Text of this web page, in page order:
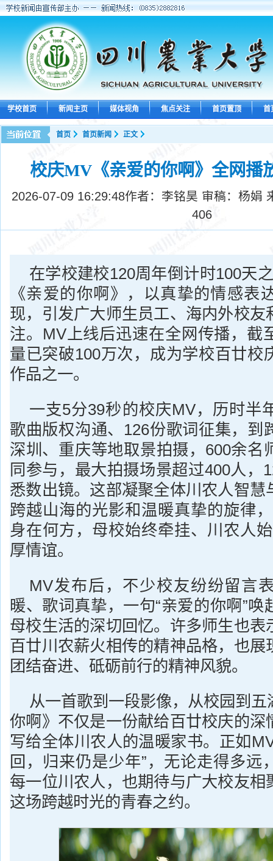
学校首页 新闻主页 媒体视角 焦点关注 首页置顶 首
首页 首页新闻 正文
校庆MV《亲爱的你啊》全网播
2026-07-09 16:29:48作者：李铭昊 审稿：杨娟
406
在学校建校120周年倒计时100天
《亲爱的你啊》，以真挚的情感表
现，引发广大师生员工、海内外校友
注。MV上线后迅速在全网传播，截
量已突破100万次，成为学校百廿校
作品之一。
一支5分39秒的校庆MV，历时半
歌曲版权沟通、126份歌词征集，到
深圳、重庆等地取景拍摄，600余名
同参与，最大拍摄场景超过400人，
悉数出镜。这部凝聚全体川农人智慧
跨越山海的光影和温暖真挚的旋律
身在何方，母校始终牵挂、川农人
厚情谊。
MV发布后，不少校友纷纷留言
暖、歌词真挚，一句“亲爱的你啊”唤
母校生活的深切回忆。许多师生也表
百廿川农薪火相传的精神品格，也展
团结奋进、砥砺前行的精神风貌。
从一首歌到一段影像，从校园到
你啊》不仅是一份献给百廿校庆的深
写给全体川农人的温暖家书。正如
回，归来仍是少年”，无论走得多远
每一位川农人，也期待与广大校友相
这场跨越时光的青春之约。